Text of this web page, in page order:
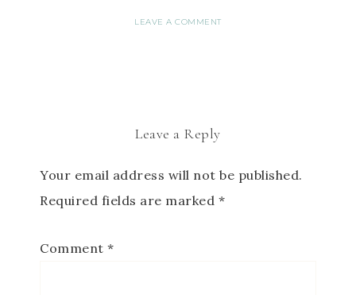
LEAVE A COMMENT
Leave a Reply
Your email address will not be published.
Required fields are marked *
Comment *